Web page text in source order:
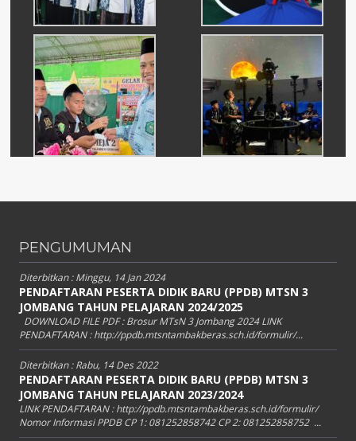
PENGUMUMAN
Diterbitkan :Minggu, 14 Jan 2024
PENDAFTARAN PESERTA DIDIK BARU (PPDB) MTSN 3
JOMBANG TAHUN PELAJARAN 2024/2025
DOWNLOAD FILE PDF : Brosur MTsN 3 Jombang 2024 LINK
PENDAFTARAN : http://ppdb.mtsntambakberas.sch.id/formulir/...
Diterbitkan :Rabu, 14 Des 2022
PENDAFTARAN PESERTA DIDIK BARU (PPDB) MTSN 3
JOMBANG TAHUN PELAJARAN 2023/2024
LINK PENDAFTARAN : http://ppdb.mtsntambakberas.sch.id/formulir/
Nomor Informasi PPDB CP 1: 081252858742 CP 2: 081252858752 ...